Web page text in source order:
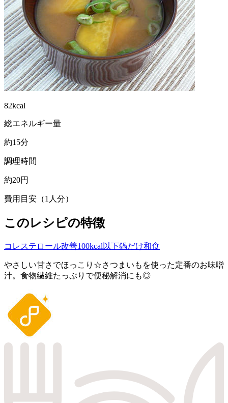
82kcal
総エネルギー量
約15分
調理時間
約20円
費用目安（1人分）
このレシピの特徴
コレステロール改善100kcal以下鍋だけ和食
やさしい甘さでほっこり☆さつまいもを使った定番のお味噌
汁。食物繊維たっぷりで便秘解消にも◎